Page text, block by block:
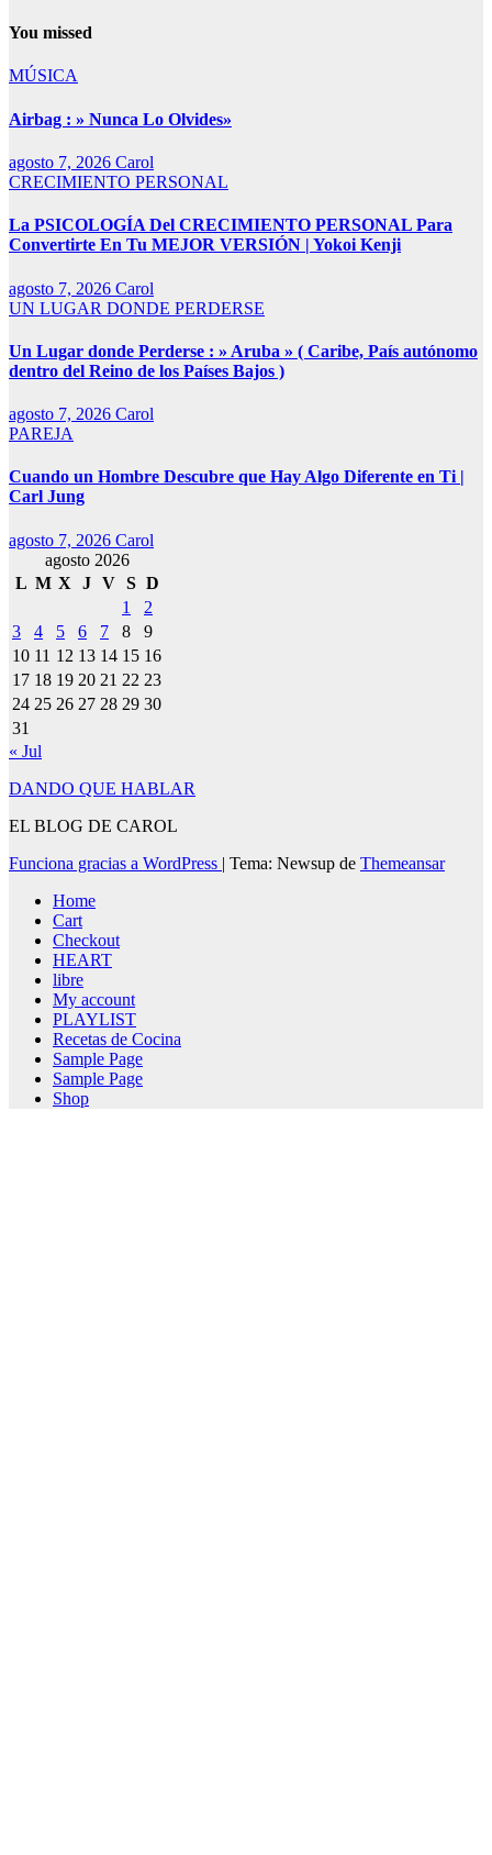
You missed
MÚSICA
Airbag : » Nunca Lo Olvides»
agosto 7, 2026 Carol
CRECIMIENTO PERSONAL
La PSICOLOGÍA Del CRECIMIENTO PERSONAL Para
Convertirte En Tu MEJOR VERSIÓN | Yokoi Kenji
agosto 7, 2026 Carol
UN LUGAR DONDE PERDERSE
Un Lugar donde Perderse : » Aruba » ( Caribe, País autónomo
dentro del Reino de los Países Bajos )
agosto 7, 2026 Carol
PAREJA
Cuando un Hombre Descubre que Hay Algo Diferente en Ti |
Carl Jung
agosto 7, 2026 Carol
agosto 2026
L M X J V S D
1
2
3
4 5 6 7 8
9
10 11 12 13 14 15 16
17 18 19 20 21 22 23
24 25 26 27 28 29 30
31
« Jul
DANDO QUE HABLAR
EL BLOG DE CAROL
Funciona gracias a WordPress | Tema: Newsup de Themeansar
Home
Cart
Checkout
HEART
libre
My account
PLAYLIST
Recetas de Cocina
Sample Page
Sample Page
Shop